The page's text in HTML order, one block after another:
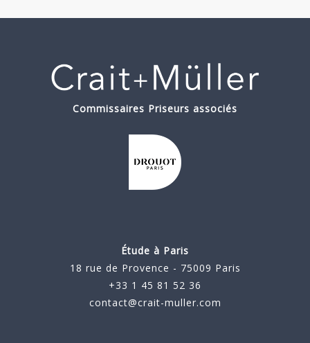
Commissaires Priseurs associés
Étude à Paris
18 rue de Provence - 75009 Paris
+33 1 45 81 52 36
contact@crait-muller.com